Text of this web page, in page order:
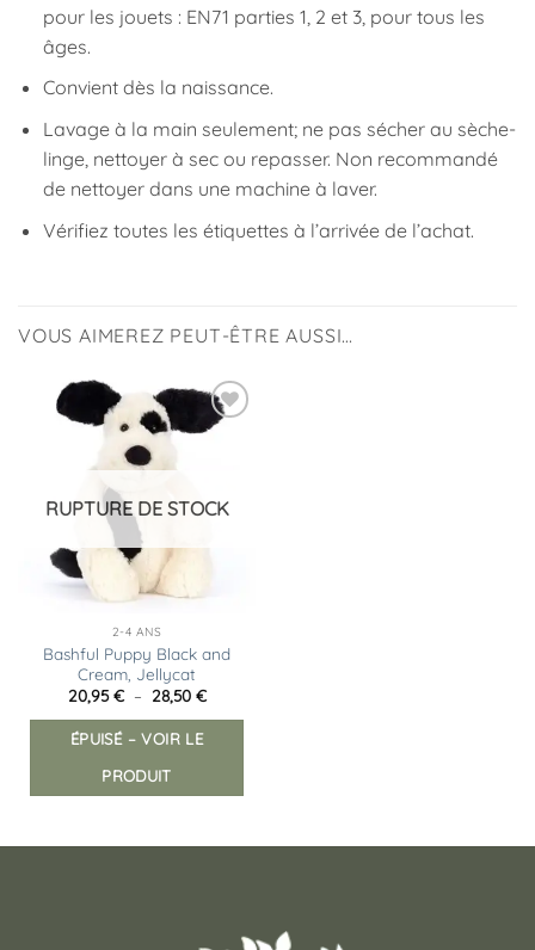
pour les jouets : EN71 parties 1, 2 et 3, pour tous les
âges.
Convient dès la naissance.
Lavage à la main seulement; ne pas sécher au sèche-
linge, nettoyer à sec ou repasser. Non recommandé
de nettoyer dans une machine à laver.
Vérifiez toutes les étiquettes à l’arrivée de l’achat.
VOUS AIMEREZ PEUT-ÊTRE AUSSI…
Ajouter
RUPTURE DE STOCK
2-4 ANS
Bashful Puppy Black and
Cream, Jellycat
20,95€ – 28,50 €Plage
prix :
ÉPUISÉ – VOIR LE
PRODUIT
choisies